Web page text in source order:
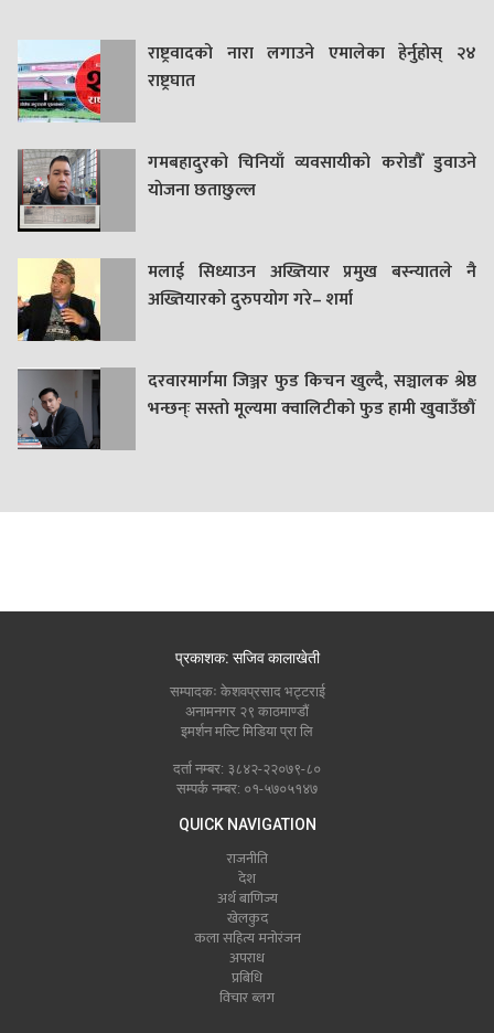
राष्ट्रवादको नारा लगाउने एमालेका हेर्नुहोस् २४
राष्ट्रघात
गमबहादुरकाे चिनियाँ व्यवसायीको करोडौँ डुवाउने
याेजना छताछुल्ल
मलाई सिध्याउन अख्तियार प्रमुख बस्न्यातले नै
अख्तियारको दुरुपयोग गरे– शर्मा
दरवारमार्गमा जिञ्जर फुड किचन खुल्दै, सञ्चालक श्रेष्ठ
भन्छन्ः सस्तो मूल्यमा क्वालिटीको फुड हामी खुवाउँछौं
प्रकाशक: सजिव कालाखेती
सम्पादकः केशवप्रसाद भट्टराई
अनामनगर २९ काठमाण्डौं
इमर्शन मल्टि मिडिया प्रा लि
दर्ता नम्बर: ३८४२-२२०७९-८०
सम्पर्क नम्बर: ०१-५७०५१४७
QUICK NAVIGATION
राजनीति
देश
अर्थ बाणिज्य
खेलकुद
कला सहित्य मनोरंजन
अपराध
प्रबिधि
विचार ब्लग